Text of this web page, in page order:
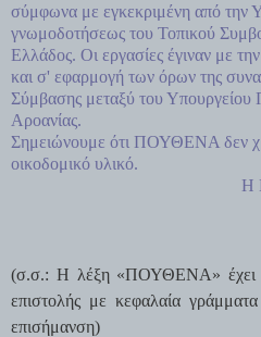
σύμφωνα με εγκεκριμένη από την
γνωμοδοτήσεως του Τοπικού
Ελλάδος. Οι εργασίες έγιναν με
και σ' εφαρμογή των όρων της
Σύμβασης μεταξύ του Υπουργείου
Αροανίας.
Σημειώνουμε ότι ΠΟΥΘΕΝΑ δεν
οικοδομικό υλικό.
Η
(σ.σ.: Η λέξη «ΠΟΥΘΕΝΑ» έχει
επιστολής με κεφαλαία
επισήμανση)